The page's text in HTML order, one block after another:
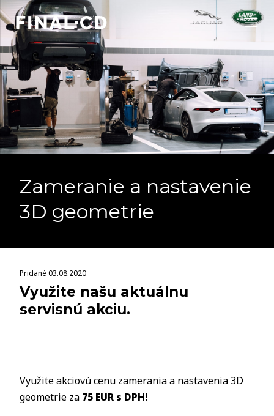
Zameranie a nastavenie
3D geometrie
Pridané 03.08.2020
Využite našu aktuálnu
servisnú akciu.
Využite akciovú cenu zamerania a nastavenia 3D
geometrie za 75 EUR s DPH!